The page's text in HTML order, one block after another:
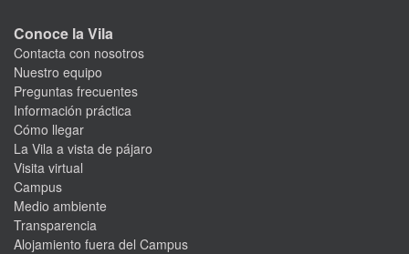
Conoce la Vila
Contacta con nosotros
Nuestro equipo
Preguntas frecuentes
Información práctica
Cómo llegar
La Vila a vista de pájaro
Visita virtual
Campus
Medio ambiente
Transparencia
Alojamiento fuera del Campus